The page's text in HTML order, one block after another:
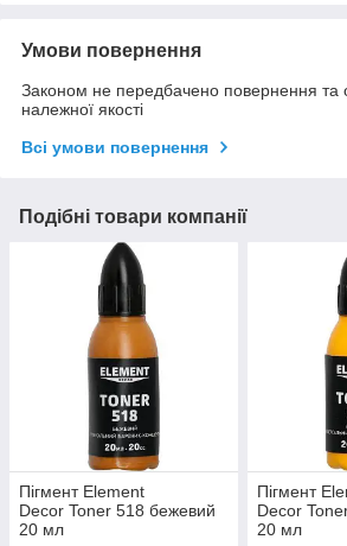
Умови повернення
Законом не передбачено повернення та
належної якості
Всі умови повернення
Подібні товари компанії
Пігмент Element
Decor Toner 518 бежевий
20 мл
Пігмент
Decor
20 мл